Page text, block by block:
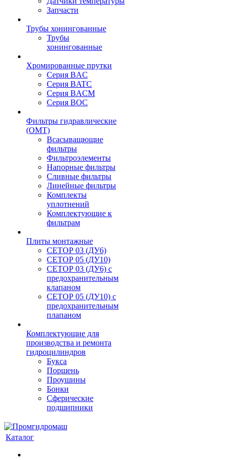
Запчасти
Трубы хонингованные
Трубы
хонингованные
Хромированные прутки
Серия BAC
Серия BATC
Серия BACM
Серия BOC
Фильтры гидравлические
(OMT)
Всасыващющие
фильтры
Фильтроэлементы
Напорные фильтры
Сливные фильтры
Линейные фильтры
Комплекты
уплотнений
Комплектующие к
фильтрам
Плиты монтажные
CЕТОР 03 (ДУ6)
CЕТОР 05 (ДУ10)
CЕТОР 03 (ДУ6) с
предохранительным
клапаном
CЕТОР 05 (ДУ10) с
предохранительным
плапаном
Комплектующие для
производства и ремонта
гидроцилиндров
Букса
Поршень
Проушины
Бонки
Сферические
подшипники
Каталог